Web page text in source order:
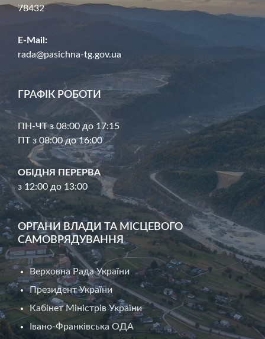
78432
E-Mail:
rada@pasichna-tg.gov.ua
ГРАФІК РОБОТИ
ПН-ЧТ з 08:00 до 17:15
ПТ з 08:00 до 16:00
ОБІДНЯ ПЕРЕРВА
з 12:00 до 13:00
ОРГАНИ ВЛАДИ ТА МІСЦЕВОГО
САМОВРЯДУВАННЯ
Верховна Рада України
Президент України
Кабінет Міністрів України
Івано-Франківська ОДА